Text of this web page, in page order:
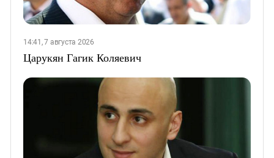
14:41, 7 августа 2026
Царукян Гагик Коляевич